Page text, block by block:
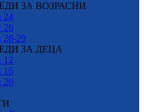
ЗА ВОЗРАСНИ
24
26
28-29
ЗА ДЕЦА
12
16
20